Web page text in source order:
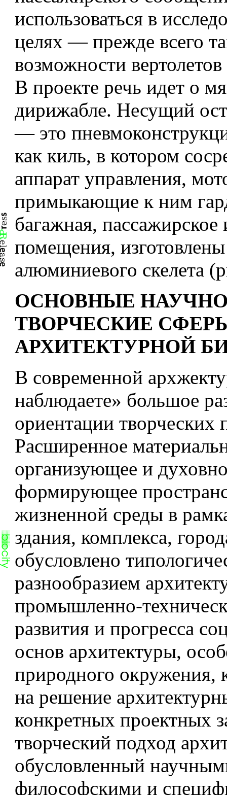
использоваться в
целях — прежде всего
возможности
В проекте речь идет о
дирижабле. Несущий
— это
как киль, в котором
аппарат управления,
примыкающие к ним
багажная, пассажирское
помещения,
алюминиевого скелета
ОСНОВНЫЕ
ТВОРЧЕСКИЕ
АРХИТЕКТУРНОЙ
В современной
наблюдаете» большое
ориентации творческих
Расширенное
организующее и
формирующее
жизненной среды в
здания, комплекса,
обусловлено
разнообразием
промышленно-
развития и прогресса
основ архитектуры,
природного окружения,
на решение
конкретных проектных
творческий подход
обусловленный
философскими и